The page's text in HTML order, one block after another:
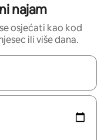
najam
osjećati kao kod
ili više dana.
ćete ih pregledati